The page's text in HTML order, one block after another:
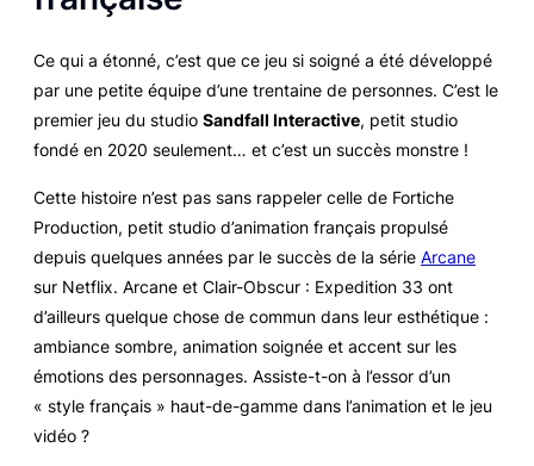
Ce qui a étonné, c’est que ce jeu si soigné a été développé
par une petite équipe d’une trentaine de personnes. C’est le
premier jeu du studio Sandfall Interactive, petit studio
fondé en 2020 seulement… et c’est un succès monstre !
Cette histoire n’est pas sans rappeler celle de Fortiche
Production, petit studio d’animation français propulsé
depuis quelques années par le succès de la série Arcane
sur Netflix. Arcane et Clair-Obscur : Expedition 33 ont
d’ailleurs quelque chose de commun dans leur esthétique :
ambiance sombre, animation soignée et accent sur les
émotions des personnages. Assiste-t-on à l’essor d’un
« style français » haut-de-gamme dans l’animation et le jeu
vidéo ?